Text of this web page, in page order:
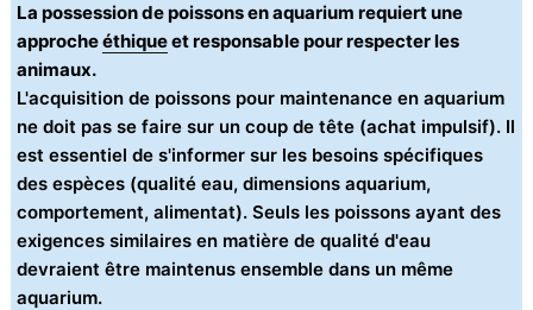
La possession de poissons en aquarium requiert une
approcheéthiqueet responsable pour respecter les
animaux.
L'acquisition de poissons pour maintenance en aquarium
ne doit pas se faire sur un coup de tête (achat impulsif). Il
est essentiel de s'informer sur les besoins spécifiques
des espèces (qualité eau, dimensions aquarium,
comportement, alimentat). Seuls les poissons ayant des
exigences similaires en matière de qualité d'eau
devraient être maintenus ensemble dans un même
aquarium.